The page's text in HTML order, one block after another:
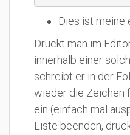
Dies ist meine
Drückt man im
innerhalb einer
schreibt er in der
wieder die Zeichen
ein (einfach mal
Liste beenden,